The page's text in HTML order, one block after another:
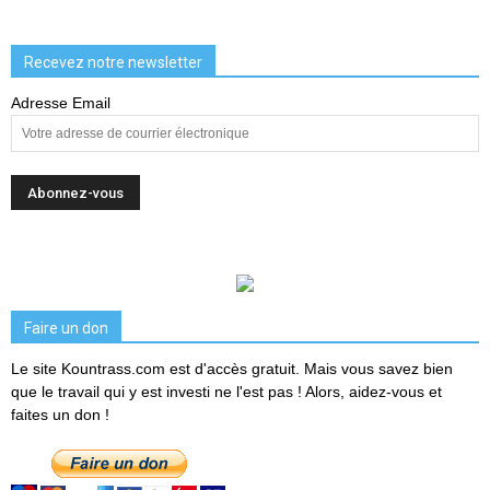
Recevez notre newsletter
Adresse Email
Faire un don
Le site Kountrass.com est d'accès gratuit. Mais vous savez bien
que le travail qui y est investi ne l'est pas ! Alors, aidez-vous et
faites un don !